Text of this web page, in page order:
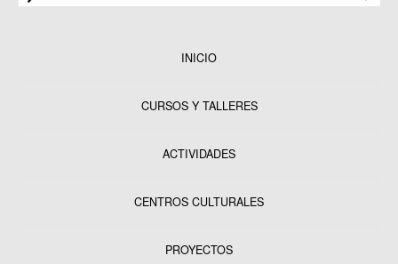
INICIO
CURSOS Y TALLERES
ACTIVIDADES
CENTROS CULTURALES
PROYECTOS